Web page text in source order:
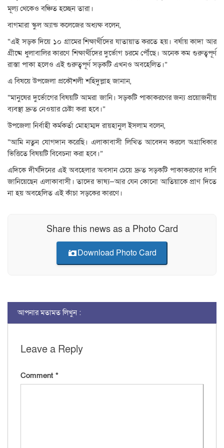
মূল্য থেকেও বঞ্চিত হচ্ছেন তারা।
বাগমারা স্কুল অ্যান্ড কলেজের অধ্যক্ষ বলেন,
“এই সড়ক দিয়ে ১০ গ্রামের শিক্ষার্থীদের যাতায়াত করতে হয়। বর্ষায় কাদা আর
গ্রীষ্মে ধুলাবালির কারণে শিক্ষার্থীদের দুর্ভোগ চরমে পৌঁছে। অনেক কম গুরুত্বপূর্ণ
রাস্তা পাকা হলেও এই গুরুত্বপূর্ণ সড়কটি এখনও অবহেলিত।”
এ বিষয়ে উপজেলা প্রকৌশলী শহিদুল্লাহ জানান,
“মানুষের দুর্ভোগের বিষয়টি আমরা জানি। সড়কটি পাকাকরণের জন্য প্রয়োজনীয়
ব্যবস্থা দ্রুত নেওয়ার চেষ্টা করা হবে।”
উপজেলা নির্বাহী কর্মকর্তা মোহাম্মদ রায়হানুল ইসলাম বলেন,
“আমি নতুন যোগদান করেছি। এলাকাবাসী লিখিত আবেদন করলে অগ্রাধিকার
ভিত্তিতে বিষয়টি বিবেচনা করা হবে।”
এদিকে দীর্ঘদিনের এই অবহেলার অবসান চেয়ে দ্রুত সড়কটি পাকাকরণের দাবি
জানিয়েছেন এলাকাবাসী। তাদের ভাষ্য—আর যেন কোনো আতিয়াকে প্রাণ দিতে
না হয় অবহেলিত এই কাঁচা সড়কের কারণে।
Share this news as a Photo Card
Download Photo Card
আপনার মতামত লিখুন :
Leave a Reply
Comment *